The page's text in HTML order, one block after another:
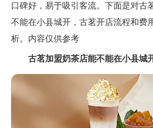
口碑好，易于吸引客流。下面是对古
不能在小县城开，古茗开店流程和费
析。内容仅供参考
古茗加盟奶茶店能不能在小县城